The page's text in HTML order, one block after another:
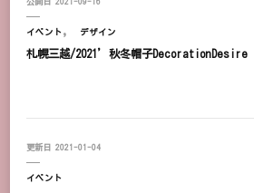
イベント デザイン
札幌三越/2021’秋冬帽子DecorationDesire
更新日 2021-01-04
イベント